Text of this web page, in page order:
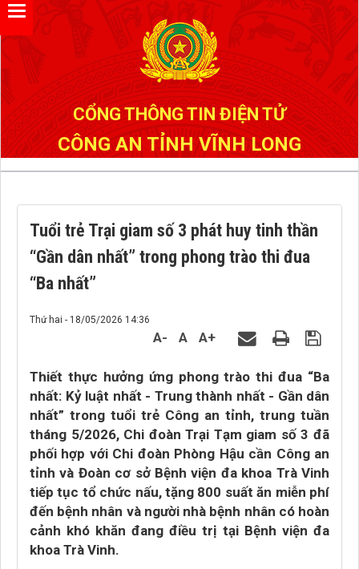
CỔNG THÔNG TIN ĐIỆN TỬ
CÔNG AN TỈNH VĨNH LONG
Tuổi trẻ Trại giam số 3 phát huy tinh thần
“Gần dân nhất” trong phong trào thi đua
“Ba nhất”
Thứ hai - 18/05/2026 14:36
A- A A+
Thiết thực hưởng ứng phong trào thi đua “Ba
nhất: Kỷ luật nhất - Trung thành nhất - Gần dân
nhất” trong tuổi trẻ Công an tỉnh, trung tuần
tháng 5/2026, Chi đoàn Trại Tạm giam số 3 đã
phối hợp với Chi đoàn Phòng Hậu cần Công an
tỉnh và Đoàn cơ sở Bệnh viện đa khoa Trà Vinh
tiếp tục tổ chức nấu, tặng 800 suất ăn miễn phí
đến bệnh nhân và người nhà bệnh nhân có hoàn
cảnh khó khăn đang điều trị tại Bệnh viện đa
khoa Trà Vinh.